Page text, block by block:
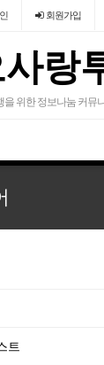
회원가입
랑
을 위한 정보나눔 커뮤
트